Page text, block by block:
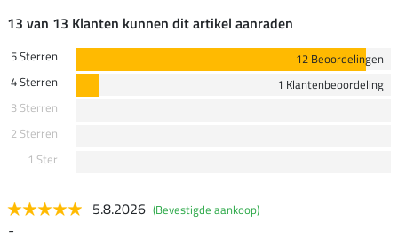
13 van 13 Klanten kunnen dit artikel aanraden
5 Sterren
12 Beoordelingen
4 Sterren
1 Klantenbeoordeling
3 Sterren
2 Sterren
1 Ster
5.8.2026 (Bevestigde aankoop)
-